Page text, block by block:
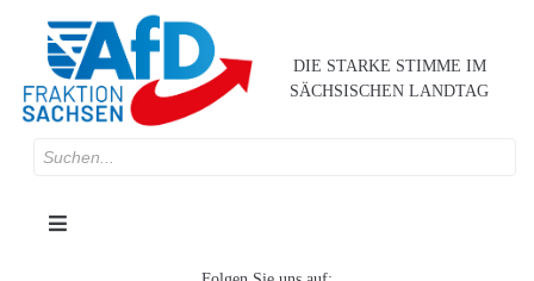
DIE STARKE STIMME IM
SÄCHSISCHEN LANDTAG